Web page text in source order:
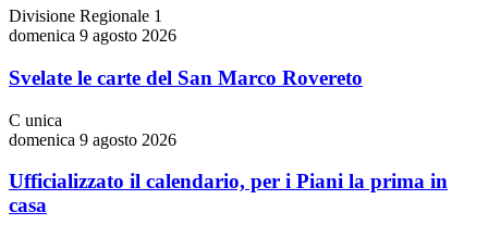
Divisione Regionale 1
domenica 9 agosto 2026
Svelate le carte del San Marco Rovereto
C unica
domenica 9 agosto 2026
Ufficializzato il calendario, per i Piani la prima in
casa